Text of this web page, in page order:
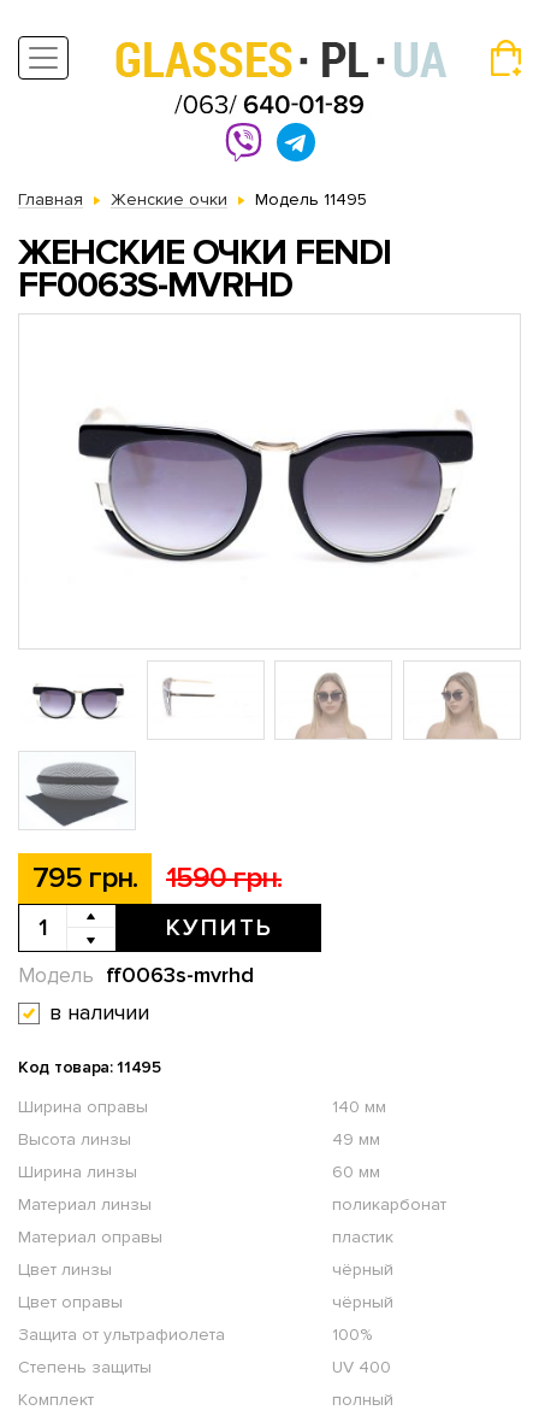
Главная Женские очки Модель 11495
ЖЕНСКИЕ ОЧКИ FENDI
FF0063S-MVRHD
795 грн. 1590 грн.
КУПИТЬ
ff0063s-mvrhd
Модель
в наличии
Код товара: 11495
Ширина оправы
140 мм
Высота линзы
49 мм
Ширина линзы
60 мм
Материал линзы
поликарбонат
Материал оправы
пластик
Цвет линзы
чёрный
Цвет оправы
чёрный
Защита от ультрафиолета
100%
Степень защиты
UV 400
Комплект
полный